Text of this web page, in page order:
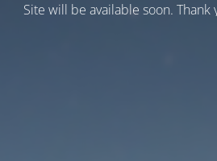
Site will be available soon.